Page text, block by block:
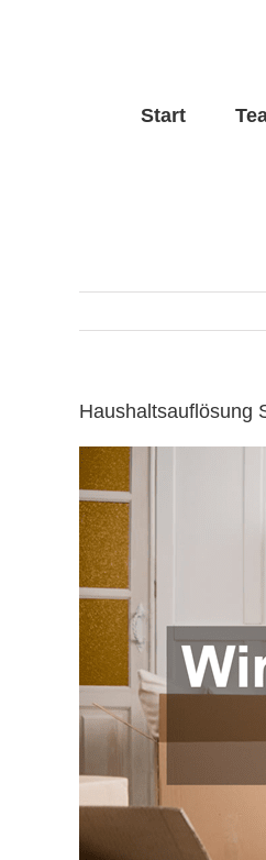
Start
Haushaltsauflösung